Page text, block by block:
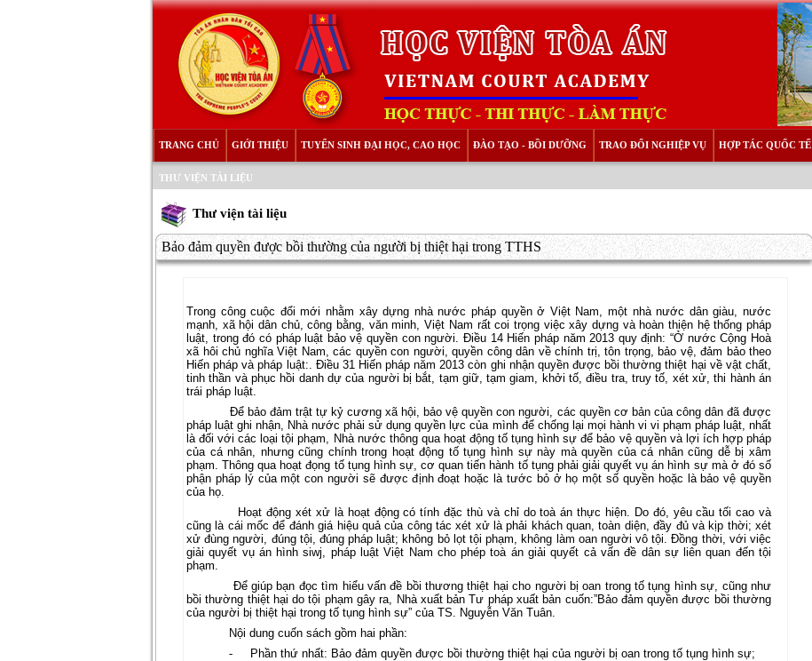
TRANG CHỦ GIỚI THIỆU TUYỂN SINH ĐẠI HỌC, CAO HỌC ĐÀO TẠO - BỒI DƯỠNG TRAO ĐỔI NGHIỆP VỤ HỢP TÁC QUỐC TẾ
THƯ VIỆN TÀI LIỆU
Thư viện tài liệu
Bảo đảm quyền được bồi thường của người bị thiệt hại trong TTHS
Trong công cuộc đổi mới nhằm xây dựng nhà nước pháp quyền ở Việt Nam, một nhà nước dân giàu, nước
mạnh, xã hội dân chủ, công bằng, văn minh, Việt Nam rất coi trọng việc xây dựng và hoàn thiện hệ thống pháp
luật, trong đó có pháp luật bảo vệ quyền con người. Điều 14 Hiến pháp năm 2013 quy định: “Ở nước Cộng Hoà
xã hôi chủ nghĩa Việt Nam, các quyền con người, quyền công dân về chính trị, tôn trọng, bảo vệ, đảm bảo theo
Hiến pháp và pháp luật:. Điều 31 Hiến pháp năm 2013 còn ghi nhận quyền được bồi thường thiệt hại về vật chất,
tinh thần và phục hồi danh dự của người bị bắt, tạm giữ, tạm giam, khởi tố, điều tra, truy tố, xét xử, thi hành án
trái pháp luật.
Để bảo đảm trật tự kỷ cương xã hội, bảo vệ quyền con người, các quyền cơ bản của công dân đã được
pháp luật ghi nhận, Nhà nước phải sử dụng quyền lực của mình để chống lại mọi hành vi vi phạm pháp luật, nhất
là đối với các loại tội phạm, Nhà nước thông qua hoạt động tố tụng hình sự để bảo vệ quyền và lợi ích hợp pháp
của cá nhân, nhưng cũng chính trong hoạt động tố tụng hình sự này mà quyền của cá nhân cũng dễ bị xâm
phạm. Thông qua hoạt đọng tố tụng hình sự, cơ quan tiến hành tố tụng phải giải quyết vụ án hình sự mà ở đó số
phận pháp lý của một con người sẽ được định đoạt hoặc là tước bỏ ở họ một số quyền hoặc là bảo vệ quyền
của họ.
Hoạt động xét xử là hoạt động có tính đặc thù và chỉ do toà án thực hiện. Do đó, yêu cầu tối cao và
cũng là cái mốc để đánh giá hiệu quả của công tác xét xử là phải khách quan, toàn diện, đầy đủ và kịp thời; xét
xử đùng người, đúng tội, đúng pháp luật; không bỏ lọt tội phạm, không làm oan người vô tội. Đồng thời, với việc
giải quyết vụ án hình siwj, pháp luật Việt Nam cho phép toà án giải quyết cả vấn đề dân sự liên quan đến tội
phạm.
Để giúp bạn đọc tìm hiểu vấn đề bồi thương thiệt hại cho người bị oan trong tố tụng hình sự, cũng như
bồi thường thiệt hại do tội phạm gây ra, Nhà xuất bản Tư pháp xuất bản cuốn:”Bảo đảm quyền được bồi thường
của người bị thiệt hại trong tố tụng hình sự” của TS. Nguyễn Văn Tuân.
Nội dung cuốn sách gồm hai phần:
-
Phần thứ nhất: Bảo đảm quyền được bồi thường thiệt hại của người bị oan trong tố tụng hình sự;